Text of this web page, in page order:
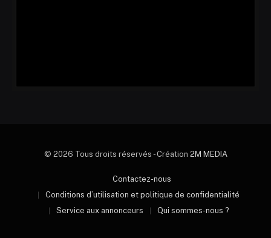
© 2026 Tous droits réservés - Création 2M MEDIA
Contactez-nous
Conditions d’utilisation et politique de confidentialité
Service aux annonceurs
Qui sommes-nous ?